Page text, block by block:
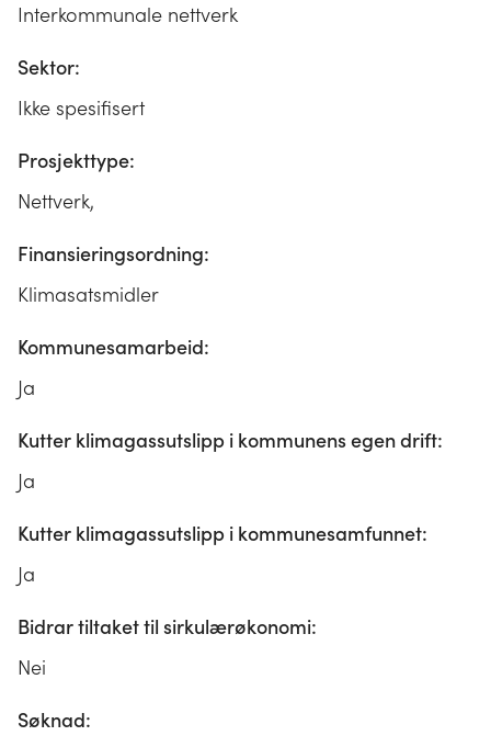
Interkommunale nettverk
Sektor:
Ikke spesifisert
Prosjekttype:
Nettverk,
Finansieringsordning:
Klimasatsmidler
Kommunesamarbeid:
Ja
Kutter klimagassutslipp i kommunens egen drift:
Ja
Kutter klimagassutslipp i kommunesamfunnet:
Ja
Bidrar tiltaket til sirkulærøkonomi:
Nei
Søknad: